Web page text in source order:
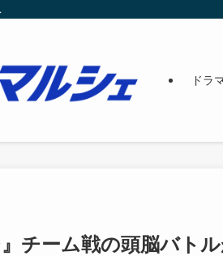
ドラ
』チーム戦の頭脳バト